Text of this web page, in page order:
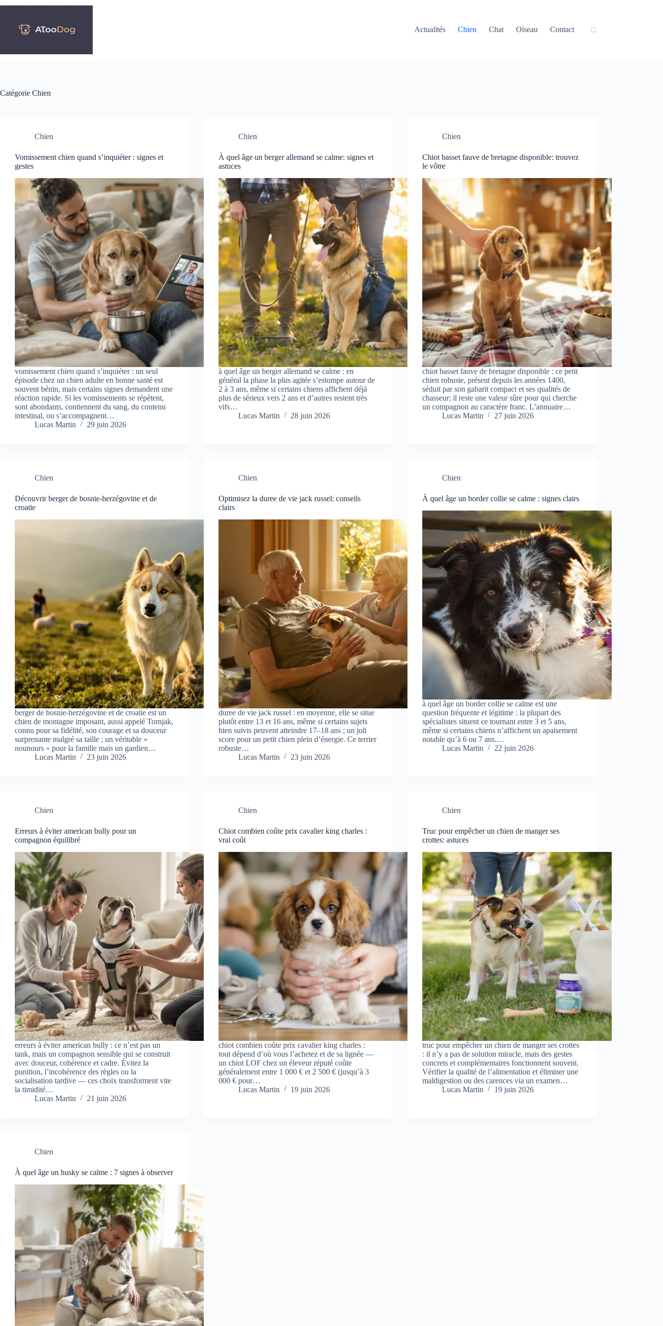
Passer
Actualités
Chien Chat Oiseau Contact
Catégorie Chien
Chien
Vomissement chien quand s’inquiéter : signes et
gestes
vomissement chien quand s’inquiéter : un seul
épisode chez un chien adulte en bonne santé est
souvent bénin, mais certains signes demandent une
réaction rapide. Si les vomissements se répètent,
sont abondants, contiennent du sang, du contenu
intestinal, ou s’accompagnent…
Lucas Martin
29 juin 2026
Chien
À quel âge un berger allemand se calme: signes et
astuces
à quel âge un berger allemand se calme : en
général la phase la plus agitée s’estompe autour de
2 à 3 ans, même si certains chiens affichent déjà
plus de sérieux vers 2 ans et d’autres restent très
vifs…
Lucas Martin
28 juin 2026
Chien
Chiot basset fauve de bretagne disponible: trouvez
le vôtre
chiot basset fauve de bretagne disponible : ce petit
chien robuste, présent depuis les années 1400,
séduit par son gabarit compact et ses qualités de
chasseur; il reste une valeur sûre pour qui cherche
un compagnon au caractère franc. L’annuaire…
Lucas Martin
27 juin 2026
Chien
Découvrir berger de bosnie-herzégovine et de
croatie
berger de bosnie-herzégovine et de croatie est un
chien de montagne imposant, aussi appelé Tornjak,
connu pour sa fidélité, son courage et sa douceur
surprenante malgré sa taille ; un véritable «
nounours » pour la famille mais un gardien…
Lucas Martin
23 juin 2026
Chien
Optimisez la duree de vie jack russel: conseils
clairs
duree de vie jack russel : en moyenne, elle se situe
plutôt entre 13 et 16 ans, même si certains sujets
bien suivis peuvent atteindre 17–18 ans ; un joli
score pour un petit chien plein d’énergie. Ce terrier
robuste…
Lucas Martin
23 juin 2026
Chien
À quel âge un border collie se calme : signes clairs
à quel âge un border collie se calme est une
question fréquente et légitime : la plupart des
spécialistes situent ce tournant entre 3 et 5 ans,
même si certains chiens n’affichent un apaisement
notable qu’à 6 ou 7 ans.…
Lucas Martin
22 juin 2026
Chien
Erreurs à éviter american bully pour un
compagnon équilibré
erreurs à éviter american bully : ce n’est pas un
tank, mais un compagnon sensible qui se construit
avec douceur, cohérence et cadre. Évitez la
punition, l’incohérence des règles ou la
socialisation tardive — ces choix transforment vite
la timidité…
Lucas Martin
21 juin 2026
Chien
Chiot combien coûte prix cavalier king charles :
vrai coût
chiot combien coûte prix cavalier king charles :
tout dépend d’où vous l’achetez et de sa lignée —
un chiot LOF chez un éleveur réputé coûte
généralement entre 1 000 € et 2 500 € (jusqu’à 3
000 € pour…
Lucas Martin
19 juin 2026
Chien
Truc pour empêcher un chien de manger ses
crottes: astuces
truc pour empêcher un chien de manger ses crottes
: il n’y a pas de solution miracle, mais des gestes
concrets et complémentaires fonctionnent souvent.
Vérifier la qualité de l’alimentation et éliminer une
maldigestion ou des carences via un examen…
Lucas Martin
19 juin 2026
Chien
À quel âge un husky se calme : 7 signes à observer